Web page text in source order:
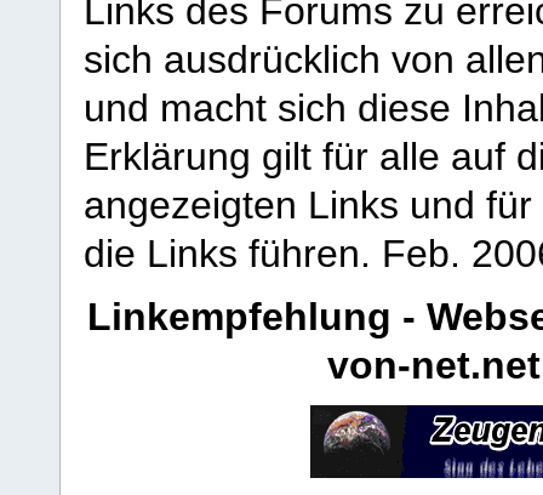
Links des Forums zu
sich ausdrücklich von
und macht sich diese
Erklärung gilt für alle auf
angezeigten Links und
die Links führen. Feb.
Linkempfehlung -
von-net.net